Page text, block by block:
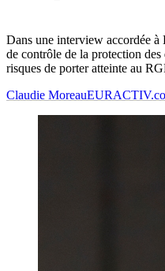
Dans une interview accordée
de contrôle de la protection
risques de porter atteinte au
Claudie Moreau